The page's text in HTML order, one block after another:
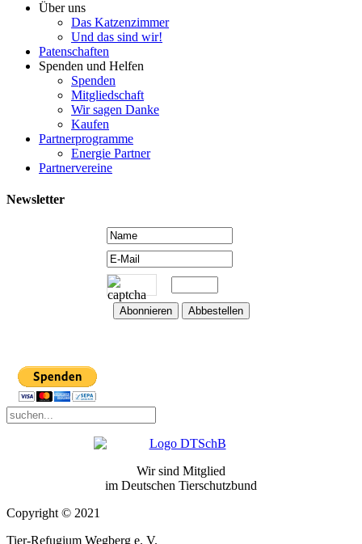
Über uns
Das Katzenzimmer
Und das sind wir!
Patenschaften
Spenden und Helfen
Spenden
Mitgliedschaft
Wir sagen Danke
Kaufen
Partnerprogramme
Energie Partner
Partnervereine
Newsletter
Wir sind Mitglied
im Deutschen Tierschutzbund
Copyright © 2021
Tier-Refugium Wegberg e. V.